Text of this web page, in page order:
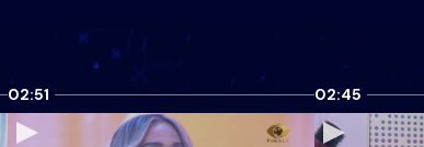
02:51 02:45